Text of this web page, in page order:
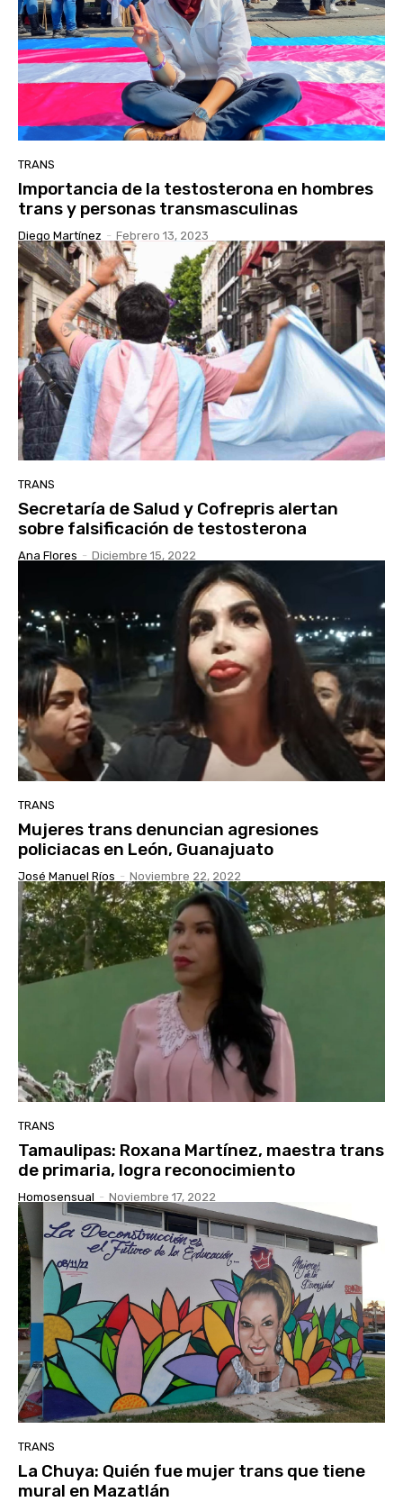
TRANS
Importancia de la testosterona en hombres
trans y personas transmasculinas
Diego Martínez - Febrero 13, 2023
TRANS
Secretaría de Salud y Cofrepris alertan
sobre falsificación de testosterona
Ana Flores - Diciembre 15, 2022
TRANS
Mujeres trans denuncian agresiones
policiacas en León, Guanajuato
José Manuel Ríos - Noviembre 22, 2022
TRANS
Tamaulipas: Roxana Martínez, maestra trans
de primaria, logra reconocimiento
Homosensual - Noviembre 17, 2022
TRANS
La Chuya: Quién fue mujer trans que tiene
mural en Mazatlán